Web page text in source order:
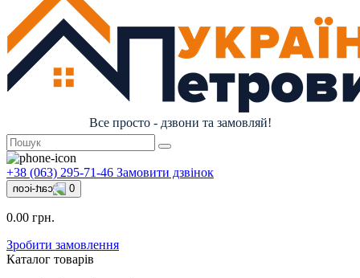
Все просто - дзвони та замовляй!
+38 (063) 295-71-46 Замовити дзвінок
0
0.00 грн.
Зробити замовлення
Каталог товарів